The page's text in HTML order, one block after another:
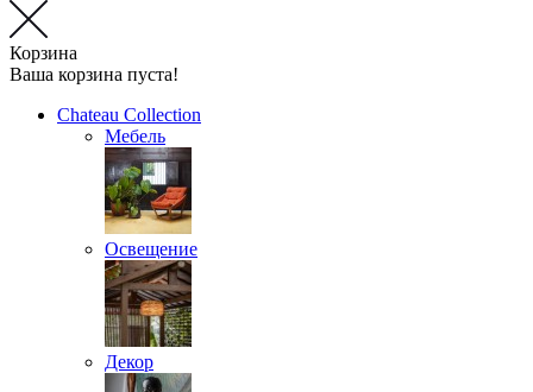
Корзина
Ваша корзина пуста!
Chateau Collection
Мебель
Освещение
Декор